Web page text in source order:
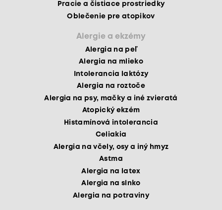
Pracie a čistiace prostriedky
Oblečenie pre atopikov
Alergie a ekzémy
Alergia na peľ
Alergia na mlieko
Intolerancia laktózy
Alergia na roztoče
Alergia na psy, mačky a iné zvieratá
Atopický ekzém
Histamínová intolerancia
Celiakia
Alergia na včely, osy a iný hmyz
Astma
Alergia na latex
Alergia na slnko
Alergia na potraviny